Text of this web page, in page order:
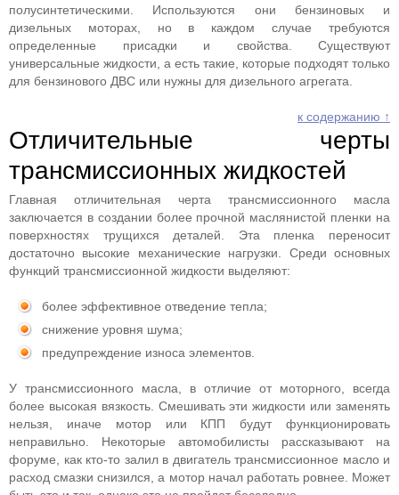
полусинтетическими. Используются они бензиновых и
дизельных моторах, но в каждом случае требуются
определенные присадки и свойства. Существуют
универсальные жидкости, а есть такие, которые подходят только
для бензинового ДВС или нужны для дизельного агрегата.
к содержанию ↑
Отличительные черты
трансмиссионных жидкостей
Главная отличительная черта трансмиссионного масла
заключается в создании более прочной маслянистой пленки на
поверхностях трущихся деталей. Эта пленка переносит
достаточно высокие механические нагрузки. Среди основных
функций трансмиссионной жидкости выделяют:
более эффективное отведение тепла;
снижение уровня шума;
предупреждение износа элементов.
У трансмиссионного масла, в отличие от моторного, всегда
более высокая вязкость. Смешивать эти жидкости или заменять
нельзя, иначе мотор или КПП будут функционировать
неправильно. Некоторые автомобилисты рассказывают на
форуме, как кто-то залил в двигатель трансмиссионное масло и
расход смазки снизился, а мотор начал работать ровнее. Может